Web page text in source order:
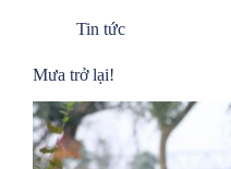
Tin tức
Mưa trở lại!